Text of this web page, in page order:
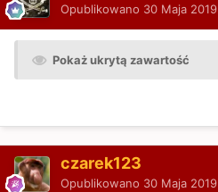
Opublikowano 30 Maja 2019
Pokaż ukrytą zawartość
czarek123
Opublikowano 30 Maja 2019